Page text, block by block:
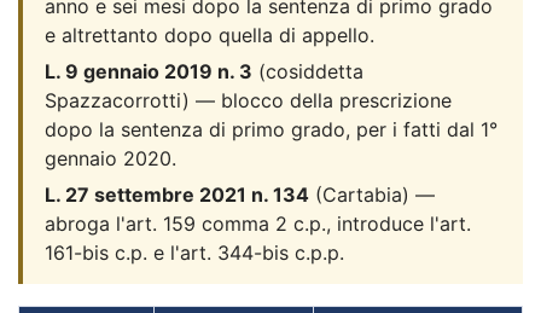
anno e sei mesi dopo la sentenza di primo grado
e altrettanto dopo quella di appello.
L. 9 gennaio 2019 n. 3 (cosiddetta
Spazzacorrotti) — blocco della prescrizione
dopo la sentenza di primo grado, per i fatti dal 1°
gennaio 2020.
L. 27 settembre 2021 n. 134 (Cartabia) —
abroga l'art. 159 comma 2 c.p., introduce l'art.
161-bis c.p. e l'art. 344-bis c.p.p.